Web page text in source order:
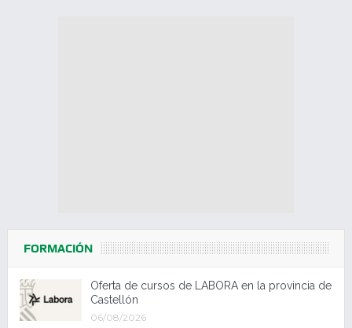
FORMACIÓN
Oferta de cursos de LABORA en la provincia de
Castellón
06/08/2026